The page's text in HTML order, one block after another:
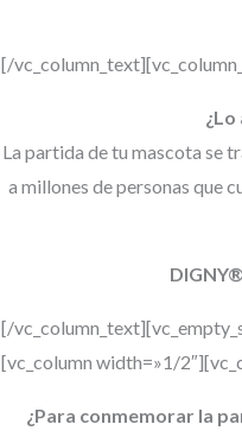
[/
¿Lo
La partida de tu mascota se
a millones de personas que
DIGNY®
[/
[vc_column width=»1/
¿Para conmemorar la